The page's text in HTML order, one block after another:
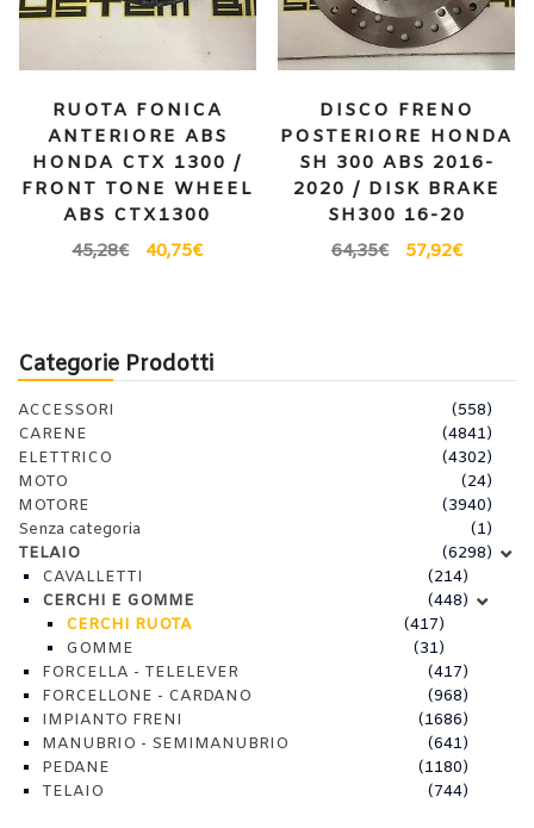
RUOTA FONICA
ANTERIORE ABS
HONDA CTX 1300 /
FRONT TONE WHEEL
ABS CTX1300
45,28€ 40,75€
DISCO FRENO
POSTERIORE HONDA
SH 300 ABS 2016-
2020 / DISK BRAKE
SH300 16-20
64,35€ 57,92€
Categorie Prodotti
ACCESSORI
(558)
CARENE
(4841)
ELETTRICO
(4302)
MOTO
(24)
MOTORE
(3940)
Senza categoria
(1)
TELAIO
(6298)
CAVALLETTI
(214)
CERCHI E GOMME
(448)
CERCHI RUOTA
(417)
GOMME
(31)
FORCELLA - TELELEVER
(417)
FORCELLONE - CARDANO
(968)
IMPIANTO FRENI
(1686)
MANUBRIO - SEMIMANUBRIO
(641)
PEDANE
(1180)
TELAIO
(744)